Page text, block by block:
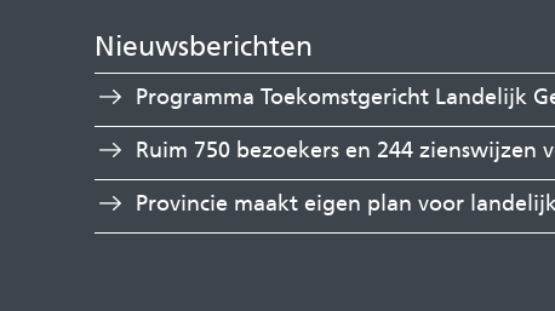
Nieuwsberichten
Programma Toekomstgericht Landelijk
Ruim 750 bezoekers en 244 zienswijzen
Provincie maakt eigen plan voor